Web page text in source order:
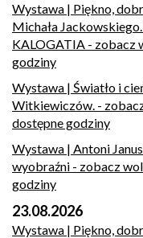
Wystawa | Piękno,
Michała
KALOGATIA - zobacz
godziny
Wystawa | Światło i
Witkiewiczów. -
dostępne godziny
Wystawa | Antoni
wyobraźni - zobacz
godziny
23.08.2026
Wystawa | Piękno,